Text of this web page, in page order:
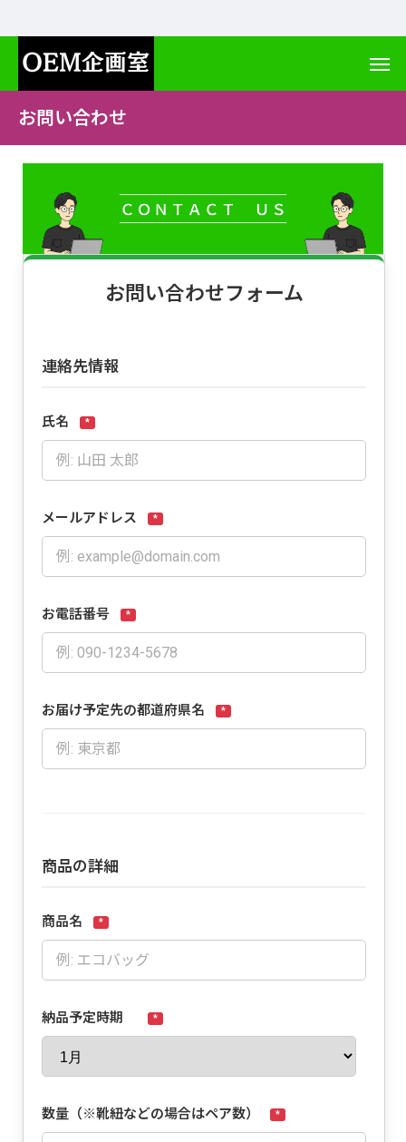
お問い合わせ
お問い合わせフォーム
連絡先情報
氏名 *
メールアドレス *
お電話番号 *
お届け予定先の都道府県名 *
商品の詳細
商品名 *
納品予定時期 *
数量（※靴紐などの場合はペア数） *